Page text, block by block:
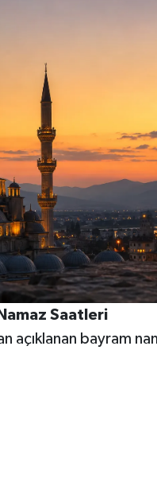
Saatleri
açıklanan bayram